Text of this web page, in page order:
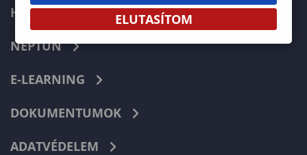
HIBABEJELENTÉS
NEPTUN
E-LEARNING
DOKUMENTUMOK
ADATVÉDELEM
ELUTASÍTOM